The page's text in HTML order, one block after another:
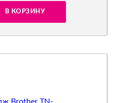
В КОРЗИНУ